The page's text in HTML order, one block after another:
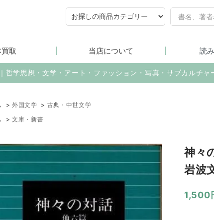
取 当店について 読
学思想・文学・アート・ファッション・写真・サブカルチャ
> 外国文学 > 古典・中世文学
> 文庫・新書
神々
岩波
1,500